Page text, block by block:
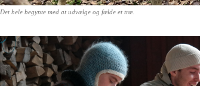
Det hele begynte med at udvælge og fælde et træ.